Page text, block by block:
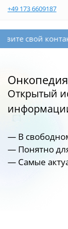
+49 173 6609187
Онкопедия
Открытый
— В
— Понятно
— Самые